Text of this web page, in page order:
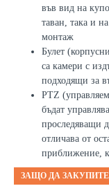
във вид на
таван, така и
монтаж
Булет
са камери с
подходящи за
PTZ (
бъдат
проследяващи
отличава от
приближение,
ЗАЩО ДА